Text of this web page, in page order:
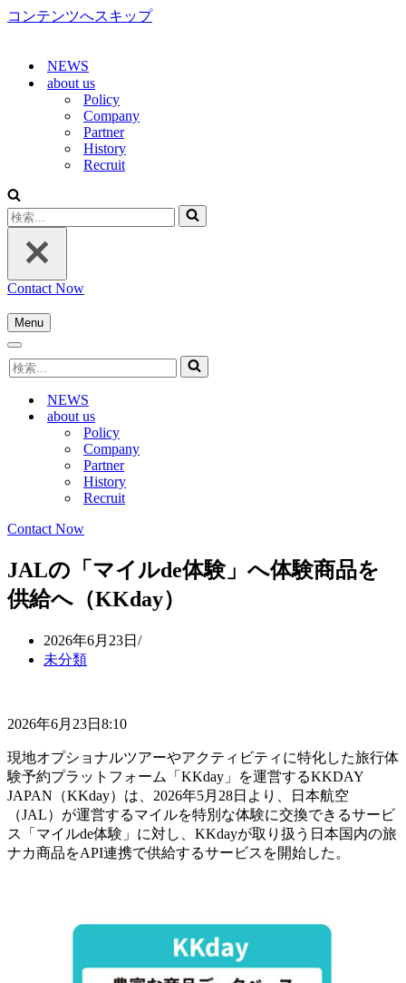
コンテンツへスキップ
NEWS
about us
Policy
Company
Partner
History
Recruit
検
索...
Contact Now
Menu
ナ
ゲ
シ
ョ
ナ
ビ
検
索...
NEWS
about us
Policy
Company
Partner
History
Recruit
Contact Now
JALの「マイルde体験」へ体験商品を
供給へ（KKday）
2026年6月23日
未分類
2026年6月23日8:10
現地オプショナルツアーやアクティビティに特化した旅行体
験予約プラットフォーム「KKday」を運営するKKDAY
JAPAN（KKday）は、2026年5月28日より、日本航空
（JAL）が運営するマイルを特別な体験に交換できるサービ
ス「マイルde体験」に対し、KKdayが取り扱う日本国内の旅
ナカ商品をAPI連携で供給するサービスを開始した。